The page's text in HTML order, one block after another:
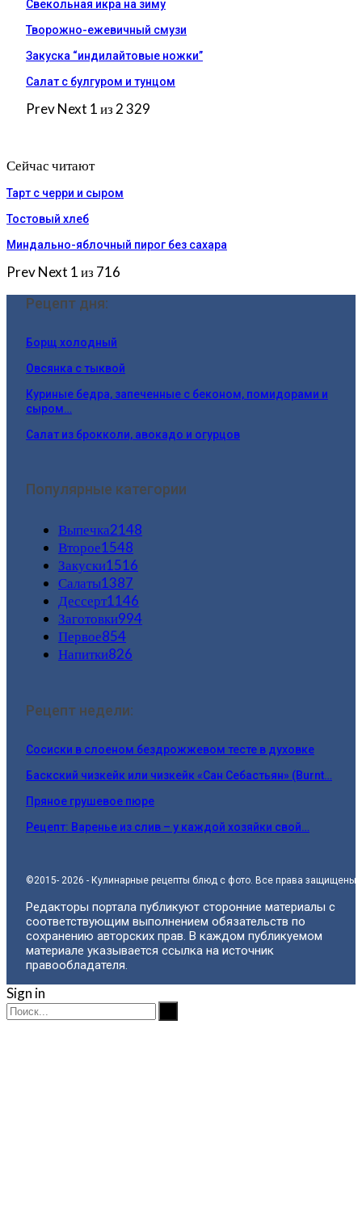
Свекольная икра на зиму
Творожно-ежевичный смузи
Закуска “индилайтовые ножки”
Салат с булгуром и тунцом
PrevNext 1 из 2 329
Сейчас читают
Тарт с черри и сыром
Тостовый хлеб
Миндально-яблочный пирог без сахара
PrevNext 1 из 716
Рецепт дня:
Борщ холодный
Овсянка с тыквой
Куриные бедра, запеченные с беконом, помидорами и
сыром…
Салат из брокколи, авокадо и огурцов
Популярные категории
Выпечка2148
Второе1548
Закуски1516
Салаты1387
Дессерт1146
Заготовки994
Первое854
Напитки826
Рецепт недели:
Сосиски в слоеном бездрожжевом тесте в духовке
Баскский чизкейк или чизкейк «Сан Себастьян» (Burnt…
Пряное грушевое пюре
Рецепт: Варенье из слив – у каждой хозяйки свой…
©2015- 2026 - Кулинарные рецепты блюд с фото. Все права защищены.
Редакторы портала публикуют сторонние материалы с
соответствующим выполнением обязательств по
сохранению авторских прав. В каждом публикуемом
материале указывается ссылка на источник
правообладателя.
Sign in